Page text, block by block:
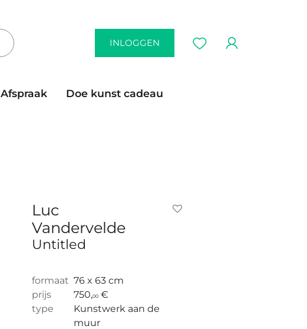
INLOGGEN
Afspraak
Doe kunst cadeau
Luc
Vandervelde
Untitled
formaat 76 x 63 cm
prijs
750,00 €
type
Kunstwerk aan de
muur